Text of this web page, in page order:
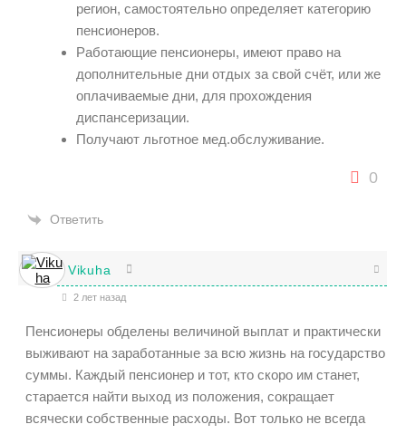
регион, самостоятельно определяет категорию
пенсионеров.
Работающие пенсионеры, имеют право на
дополнительные дни отдых за свой счёт, или же
оплачиваемые дни, для прохождения
диспансеризации.
Получают льготное мед.обслуживание.
0
Ответить
Vikuha
2 лет назад
Пенсионеры обделены величиной выплат и практически
выживают на заработанные за всю жизнь на государство
суммы. Каждый пенсионер и тот, кто скоро им станет,
старается найти выход из положения, сокращает
всячески собственные расходы. Вот только не всегда